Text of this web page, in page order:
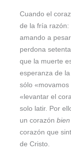
Cuando el
de la fría razón:
amando a
perdona
que la muerte
esperanza de
sólo
«levantar el
solo latir. Por
un corazón
corazón que
de Cristo.